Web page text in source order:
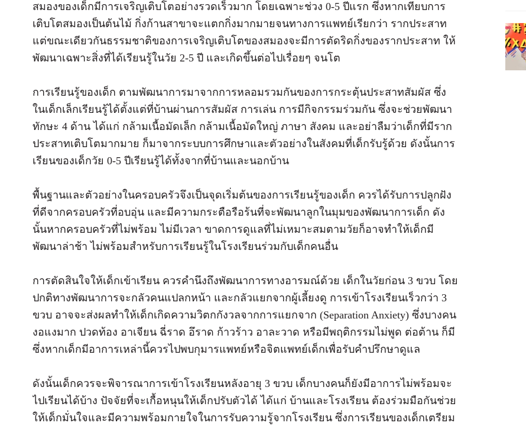
สมองของเด็กมีการเจริญเติบโตอย่างรวดเร็วมาก โดยเฉพาะช่วง 0-5 ปีแรก ซึ่งหากเทียบการ
เติบโตสมองเป็นต้นไม้ กิ่งก้านสาขาจะแตกกิ่งมากมายจนทางการแพทย์เรียกว่า รากประสาท
แต่ขณะเดียวกันธรรมชาติของการเจริญเติบโตของสมองจะมีการตัดริดกิ่งของรากประสาท ให้
พัฒนาเฉพาะสิ่งที่ได้เรียนรู้ในวัย 2-5 ปี และเกิดขึ้นต่อไปเรื่อยๆ จนโต
การเรียนรู้ของเด็ก ตามพัฒนาการมาจากการหลอมรวมกันของการกระตุ้นประสาทสัมผัส ซึ่ง
ในเด็กเล็กเรียนรู้ได้ตั้งแต่ที่บ้านผ่านการสัมผัส การเล่น การมีกิจกรรมร่วมกัน ซึ่งจะช่วยพัฒนา
ทักษะ 4 ด้าน ได้แก่ กล้ามเนื้อมัดเล็ก กล้ามเนื้อมัดใหญ่ ภาษา สังคม และอย่าลืมว่าเด็กที่มีราก
ประสาทเติบโตมากมาย ก็มาจากระบบการศึกษาและตัวอย่างในสังคมที่เด็กรับรู้ด้วย ดังนั้นการ
เรียนของเด็กวัย 0-5 ปีเรียนรู้ได้ทั้งจากที่บ้านและนอกบ้าน
พื้นฐานและตัวอย่างในครอบครัวจึงเป็นจุดเริ่มต้นของการเรียนรู้ของเด็ก ควรได้รับการปลูกฝัง
ที่ดีจากครอบครัวที่อบอุ่น และมีความกระตือรือร้นที่จะพัฒนาลูกในมุมของพัฒนาการเด็ก ดัง
นั้นหากครอบครัวที่ไม่พร้อม ไม่มีเวลา ขาดการดูแลที่ไม่เหมาะสมตามวัยก็อาจทำให้เด็กมี
พัฒนาล่าช้า ไม่พร้อมสำหรับการเรียนรู้ในโรงเรียนร่วมกับเด็กคนอื่น
การตัดสินใจให้เด็กเข้าเรียน ควรคำนึงถึงพัฒนาการทางอารมณ์ด้วย เด็กในวัยก่อน 3 ขวบ โดย
ปกติทางพัฒนาการจะกลัวคนแปลกหน้า และกลัวแยกจากผู้เลี้ยงดู การเข้าโรงเรียนเร็วกว่า 3
ขวบ อาจจะส่งผลทำให้เด็กเกิดความวิตกกังวลจากการแยกจาก (Separation Anxiety) ซึ่งบางคน
งอแงมาก ปวดท้อง อาเจียน ฉี่ราด อึราด ก้าวร้าว อาละวาด หรือมีพฤติกรรมไม่พูด ต่อต้าน ก็มี
ซึ่งหากเด็กมีอาการเหล่านี้ควรไปพบกุมารแพทย์หรือจิตแพทย์เด็กเพื่อรับคำปรึกษาดูแล
ดังนั้นเด็กควรจะพิจารณาการเข้าโรงเรียนหลังอายุ 3 ขวบ เด็กบางคนก็ยังมีอาการไม่พร้อมจะ
ไปเรียนได้บ้าง ปัจจัยที่จะเกื้อหนุนให้เด็กปรับตัวได้ ได้แก่ บ้านและโรงเรียน ต้องร่วมมือกันช่วย
ให้เด็กมั่นใจและมีความพร้อมกายใจในการรับความรู้จากโรงเรียน ซึ่งการเรียนของเด็กเตรียม